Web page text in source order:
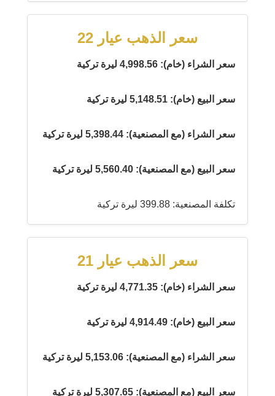
سعر الذهب عيار 22
سعر الشراء (خام): 4,998.56 ليرة تركية
سعر البيع (خام): 5,148.51 ليرة تركية
سعر الشراء (مع المصنعية): 5,398.44 ليرة تركية
سعر البيع (مع المصنعية): 5,560.40 ليرة تركية
تكلفة المصنعية: 399.88 ليرة تركية
سعر الذهب عيار 21
سعر الشراء (خام): 4,771.35 ليرة تركية
سعر البيع (خام): 4,914.49 ليرة تركية
سعر الشراء (مع المصنعية): 5,153.06 ليرة تركية
سعر البيع (مع المصنعية): 5,307.65 ليرة تركية